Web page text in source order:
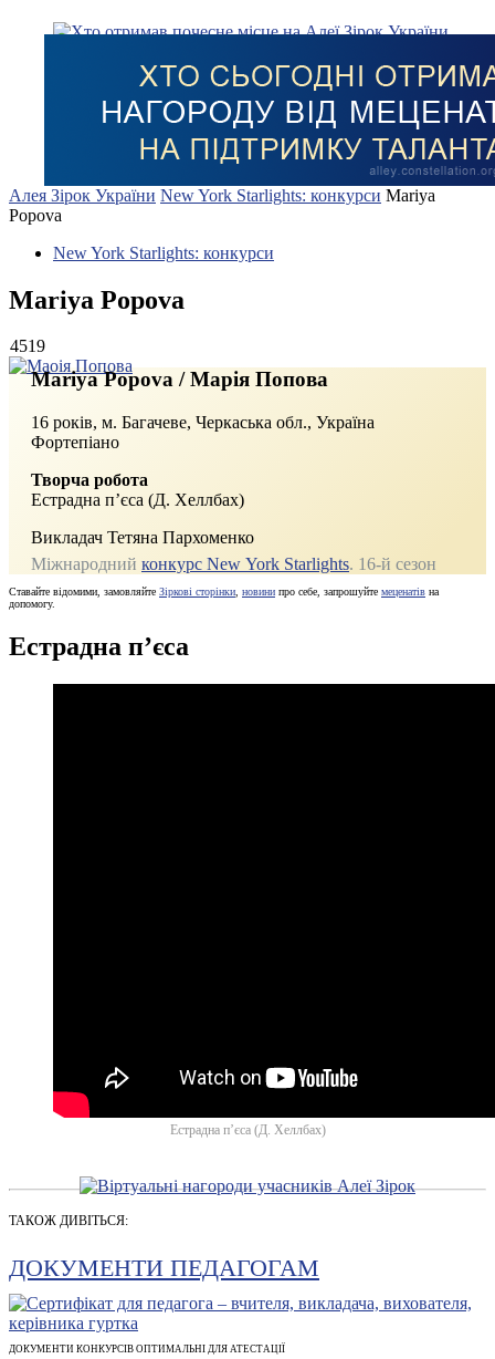
Алея Зірок України New York Starlights: конкурси Mariya
Popova
New York Starlights: конкурси
Mariya Popova
4519
Mariya Popova / Марія Попова
16 років, м. Багачеве, Черкаська обл., Україна
Фортепіано
Творча робота
Естрадна п’єса (Д. Хеллбах)
Викладач Тетяна Пархоменко
Міжнародний конкурс New York Starlights. 16‑й сезон
Ставайте відомими, замовляйте Зіркові сторінки новини про себе, запрошуйте меценатів на
допомогу.
Естрадна п’єса
Естрадна п’єса (Д. Хеллбах)
ТАКОЖ ДИВІТЬСЯ:
ДОКУМЕНТИ ПЕДАГОГАМ
ДОКУМЕНТИ КОНКУРСІВ ОПТИМАЛЬНІ ДЛЯ АТЕСТАЦІЇ